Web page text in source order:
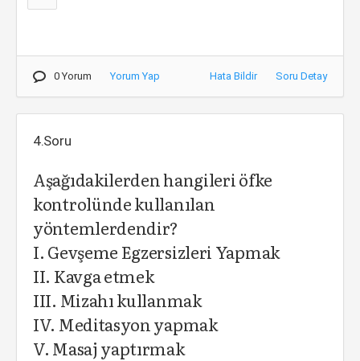
0 Yorum Yorum Yap Hata Bildir Soru Detay
4.Soru
Aşağıdakilerden hangileri öfke
kontrolünde kullanılan
yöntemlerdendir?
I. Gevşeme Egzersizleri Yapmak
II. Kavga etmek
III. Mizahı kullanmak
IV. Meditasyon yapmak
V. Masaj yaptırmak